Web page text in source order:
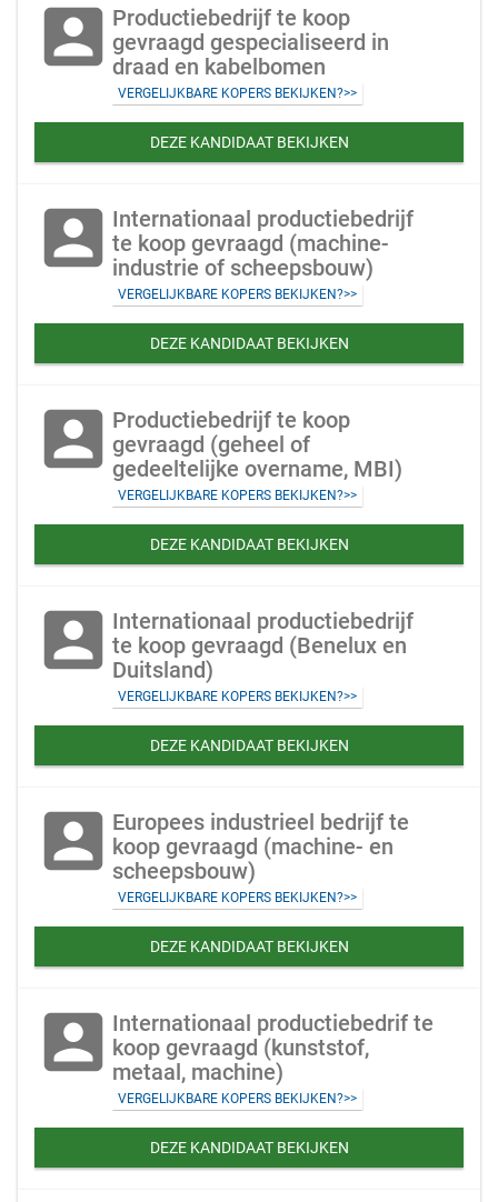
account_box Productiebedrijf te koop
gevraagd gespecialiseerd in
draad en kabelbomen
VERGELIJKBARE KOPERS BEKIJKEN?>>
DEZE KANDIDAAT BEKIJKEN
account_box Internationaal productiebedrijf
te koop gevraagd (machine-
industrie of scheepsbouw)
VERGELIJKBARE KOPERS BEKIJKEN?>>
DEZE KANDIDAAT BEKIJKEN
account_box Productiebedrijf te koop
gevraagd (geheel of
gedeeltelijke overname, MBI)
VERGELIJKBARE KOPERS BEKIJKEN?>>
DEZE KANDIDAAT BEKIJKEN
account_box Internationaal productiebedrijf
te koop gevraagd (Benelux en
Duitsland)
VERGELIJKBARE KOPERS BEKIJKEN?>>
DEZE KANDIDAAT BEKIJKEN
account_box Europees industrieel bedrijf te
koop gevraagd (machine- en
scheepsbouw)
VERGELIJKBARE KOPERS BEKIJKEN?>>
DEZE KANDIDAAT BEKIJKEN
account_box Internationaal productiebedrif te
koop gevraagd (kunststof,
metaal, machine)
VERGELIJKBARE KOPERS BEKIJKEN?>>
DEZE KANDIDAAT BEKIJKEN